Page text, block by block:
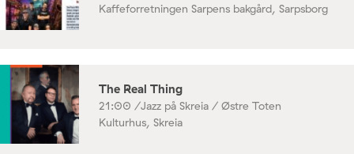
Kaffeforretningen Sarpens bakgård, Sarpsborg
The Real Thing
21:00 /Jazz på Skreia / Østre Toten
Kulturhus, Skreia